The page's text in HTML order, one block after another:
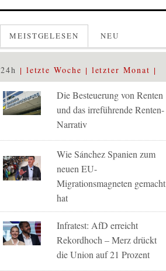
MEISTGELESEN NEU
24h letzte Woche letzter Monat
Die Besteuerung von Renten
und das irreführende Renten-
Narrativ
Wie Sánchez Spanien zum
neuen EU-
Migrationsmagneten gemacht
hat
Infratest: AfD erreicht
Rekordhoch – Merz drückt
die Union auf 21 Prozent